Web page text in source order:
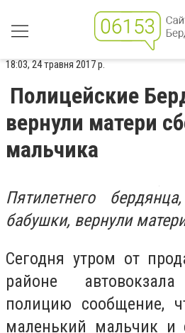
18:03, 24 травня 2017 р.
Полицейские
вернули матери
мальчика
Пятилетнего
бабушки, вернули
Сегодня утром от
районе
полицию сообщение,
маленький мальчик и